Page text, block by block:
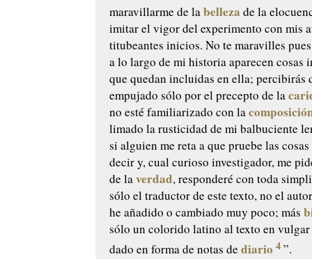
maravillarme de labelleza de la
imitar el vigor del experimento con mis
titubeantes inicios. No te maravilles
a lo largo de mi historia aparecen cosas
que quedan incluidas en ella; percibirás
empujado sólo por el precepto de la
no esté familiarizado con la
limado la rusticidad de mi balbuciente
si alguien me reta a que pruebe las
decir y, cual curioso investigador, me
de laverdad, responderé con toda
sólo el traductor de este texto, no el
he añadido o cambiado muy poco; más
sólo un colorido latino al texto en vulgar
dado en forma de notas dediario 4”.